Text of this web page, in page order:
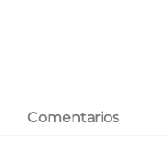
Comentarios